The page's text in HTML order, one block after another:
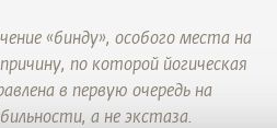
«бинду», особого места на
по которой йогическая
в первую очередь на
а не экстаза.